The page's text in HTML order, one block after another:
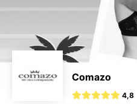
Comazo
4,8